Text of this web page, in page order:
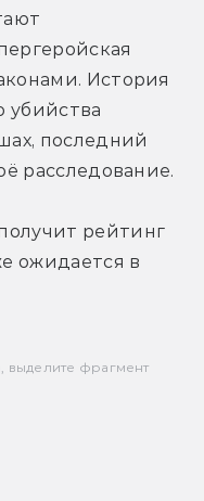
История
убийства
последний
расследование.
рейтинг
ожидается в
выделите фрагмент